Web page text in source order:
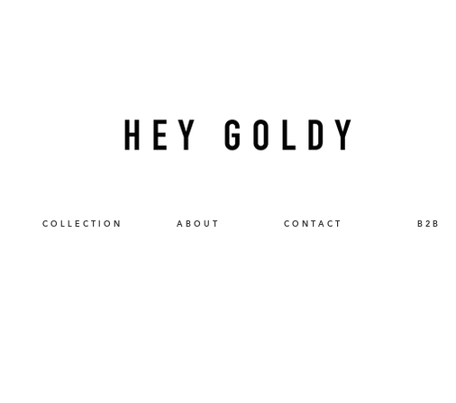
C O L L E C T I O N A B O U T C O N T A C T B 2 B